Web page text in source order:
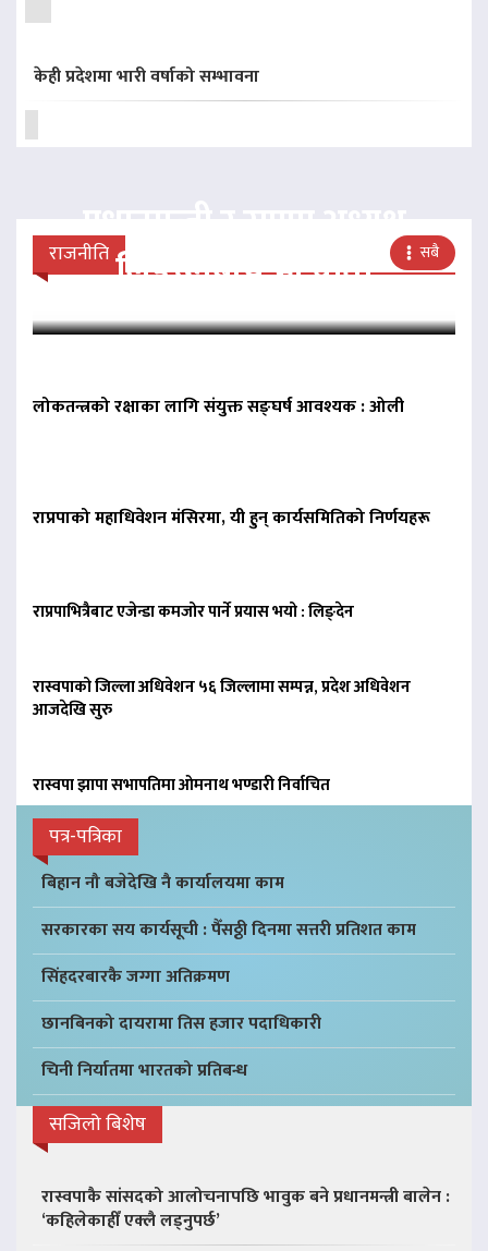
केही प्रदेशमा भारी वर्षाको सम्भावना
राजनीति सबै
प्रधानमन्त्री र राप्रपा अध्यक्ष
लिङदेनबीच भेटवार्ता
लोकतन्त्रको रक्षाका लागि संयुक्त सङ्घर्ष आवश्यक : ओली
राप्रपाको महाधिवेशन मंसिरमा, यी हुन् कार्यसमितिको निर्णयहरू
राप्रपाभित्रैबाट एजेन्डा कमजोर पार्ने प्रयास भयो : लिङ्देन
रास्वपाको जिल्ला अधिवेशन ५६ जिल्लामा सम्पन्न, प्रदेश अधिवेशन
आजदेखि सुरु
रास्वपा झापा सभापतिमा ओमनाथ भण्डारी निर्वाचित
पत्र-पत्रिका
बिहान नौ बजेदेखि नै कार्यालयमा काम
सरकारका सय कार्यसूची : पैँसठ्ठी दिनमा सत्तरी प्रतिशत काम
सिंहदरबारकै जग्गा अतिक्रमण
छानबिनको दायरामा तिस हजार पदाधिकारी
चिनी निर्यातमा भारतको प्रतिबन्ध
सजिलो बिशेष
रास्वपाकै सांसदको आलोचनापछि भावुक बने प्रधानमन्त्री बालेन :
‘कहिलेकाहीँ एक्लै लड्नुपर्छ’